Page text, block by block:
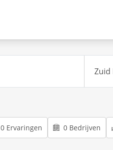
0 Ervaringen 0 Bedrijven